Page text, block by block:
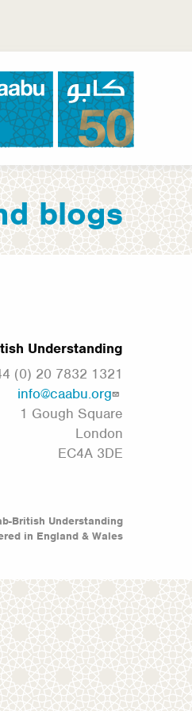
المحتوى
مجلس التفاهم العربي-
blogs
Understanding
(0) 20 7832 1321
info@caabu.org
1 Gough Square
London
EC4A 3DE
British Understanding
in England & Wales